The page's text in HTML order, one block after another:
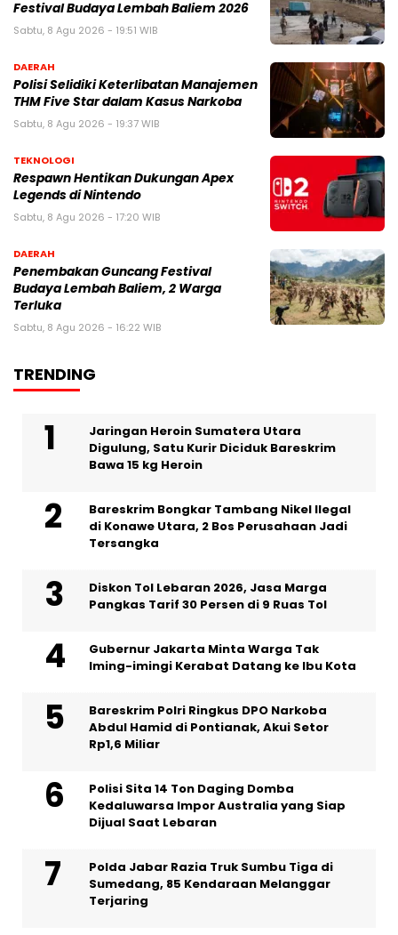
Festival Budaya Lembah Baliem 2026
Sabtu, 8 Agu 2026 - 19:51 WIB
DAERAH
Polisi Selidiki Keterlibatan Manajemen
THM Five Star dalam Kasus Narkoba
Sabtu, 8 Agu 2026 - 19:37 WIB
TEKNOLOGI
Respawn Hentikan Dukungan Apex
Legends di Nintendo
Sabtu, 8 Agu 2026 - 17:20 WIB
DAERAH
Penembakan Guncang Festival
Budaya Lembah Baliem, 2 Warga
Terluka
Sabtu, 8 Agu 2026 - 16:22 WIB
TRENDING
Jaringan Heroin Sumatera Utara
Digulung, Satu Kurir Diciduk Bareskrim
Bawa 15 kg Heroin
Bareskrim Bongkar Tambang Nikel Ilegal
di Konawe Utara, 2 Bos Perusahaan Jadi
Tersangka
Diskon Tol Lebaran 2026, Jasa Marga
Pangkas Tarif 30 Persen di 9 Ruas Tol
Gubernur Jakarta Minta Warga Tak
Iming-imingi Kerabat Datang ke Ibu Kota
Bareskrim Polri Ringkus DPO Narkoba
Abdul Hamid di Pontianak, Akui Setor
Rp1,6 Miliar
Polisi Sita 14 Ton Daging Domba
Kedaluwarsa Impor Australia yang Siap
Dijual Saat Lebaran
Polda Jabar Razia Truk Sumbu Tiga di
Sumedang, 85 Kendaraan Melanggar
Terjaring